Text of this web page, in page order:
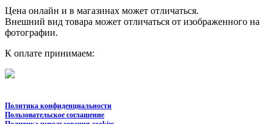
Цена онлайн и в магазинах может отличаться.
Внешний вид товара может отличаться от изображенного на
фотографии.
К оплате принимаем:
Политика конфиденциальности
Пользовательское соглашение